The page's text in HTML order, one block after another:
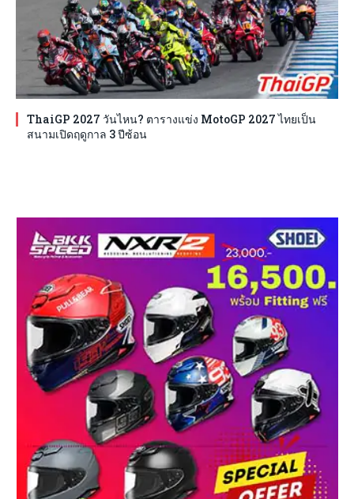
ThaiGP 2027 วันไหน? ตารางแข่ง MotoGP 2027 ไทยเป็น
สนามเปิดฤดูกาล 3 ปีซ้อน